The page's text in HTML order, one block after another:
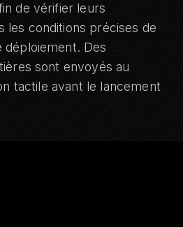
de vérifier leurs
les conditions précises de
déploiement. Des
sont envoyés au
tactile avant le lancement